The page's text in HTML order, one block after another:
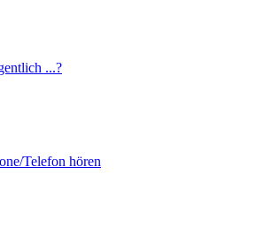
...?
Telefon hören